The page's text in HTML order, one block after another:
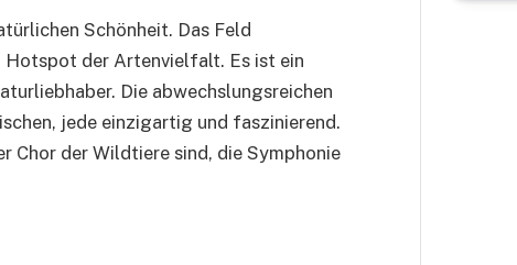
Schönheit. Das Feld
Hotspot der Artenvielfalt. Es ist ein
Die abwechslungsreichen
jede einzigartig und faszinierend.
Chor der Wildtiere sind, die Symphonie